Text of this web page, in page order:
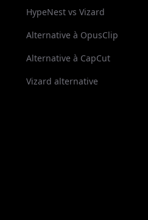
HypeNest vs Vizard
Alternative à OpusClip
Alternative à CapCut
Vizard alternative